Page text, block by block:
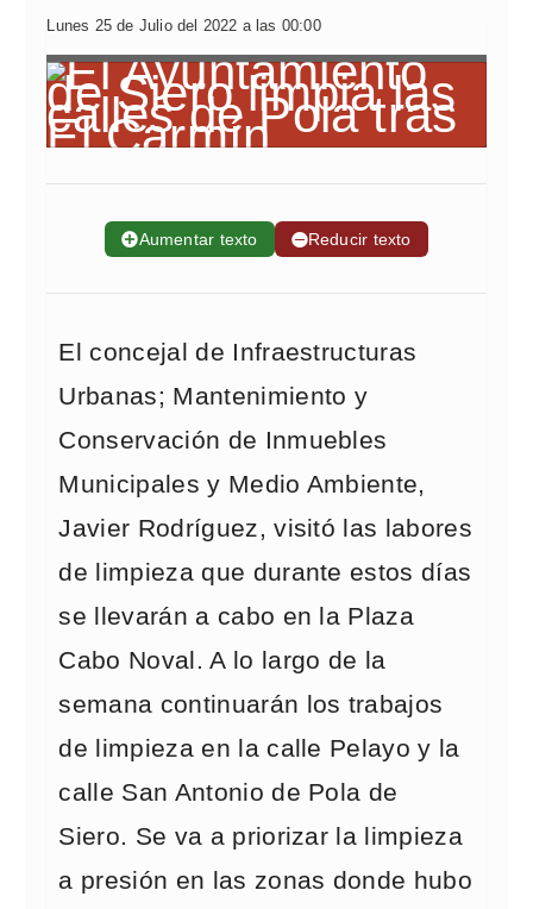
Lunes 25 de Julio del 2022 a las 00:00
➕Aumentar texto ➖Reducir texto
El concejal de Infraestructuras
Urbanas; Mantenimiento y
Conservación de Inmuebles
Municipales y Medio Ambiente,
Javier Rodríguez, visitó las labores
de limpieza que durante estos días
se llevarán a cabo en la Plaza
Cabo Noval. A lo largo de la
semana continuarán los trabajos
de limpieza en la calle Pelayo y la
calle San Antonio de Pola de
Siero. Se va a priorizar la limpieza
a presión en las zonas donde hubo